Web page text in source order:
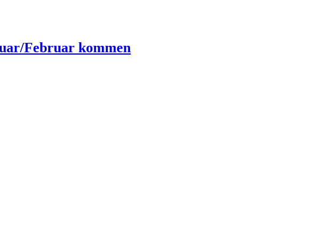
Februar kommen